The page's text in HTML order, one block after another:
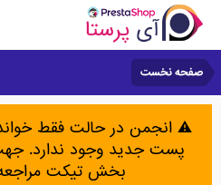
صفحه نخست
⚠️ انجمن در حالت فقط
پست جدید وجود ندارد.
بخش تیکت